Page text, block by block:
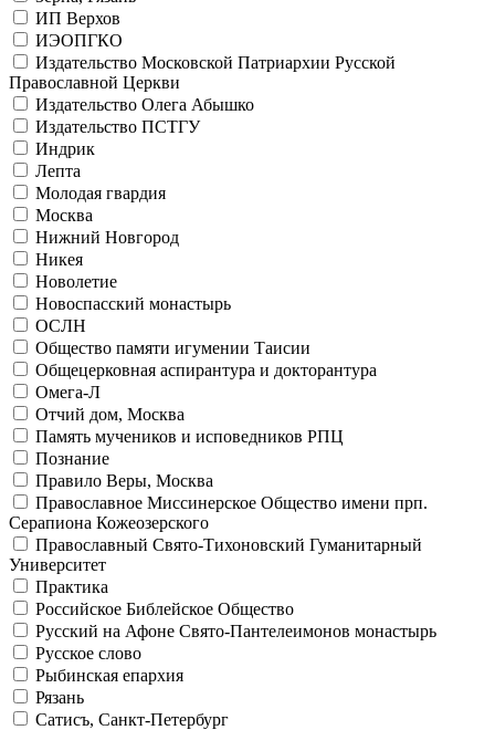
ИП Верхов
ИЭОПГКО
Издательство Московской Патриархии Русской
Православной Церкви
Издательство Олега Абышко
Издательство ПСТГУ
Индрик
Лепта
Молодая гвардия
Москва
Нижний Новгород
Никея
Новолетие
Новоспасский монастырь
ОСЛН
Общество памяти игумении Таисии
Общецерковная аспирантура и докторантура
Омега-Л
Отчий дом, Москва
Память мучеников и исповедников РПЦ
Познание
Правило Веры, Москва
Православное Миссинерское Общество имени прп.
Серапиона Кожеозерского
Православный Свято-Тихоновский Гуманитарный
Университет
Практика
Российское Библейское Общество
Русский на Афоне Свято-Пантелеимонов монастырь
Русское слово
Рыбинская епархия
Рязань
Сатисъ, Санкт-Петербург